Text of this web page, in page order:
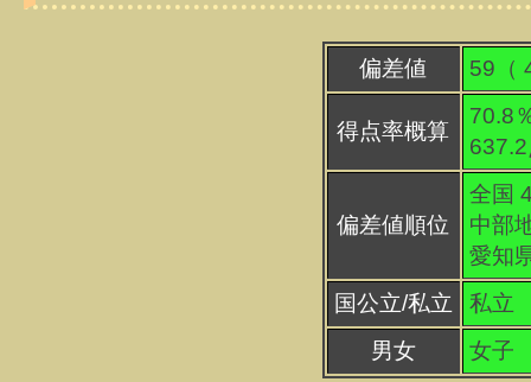
偏差値 59（
得点率概算
70.8
偏差値順位
全国
中部
愛知
国公立/私立
私立
男女
女子